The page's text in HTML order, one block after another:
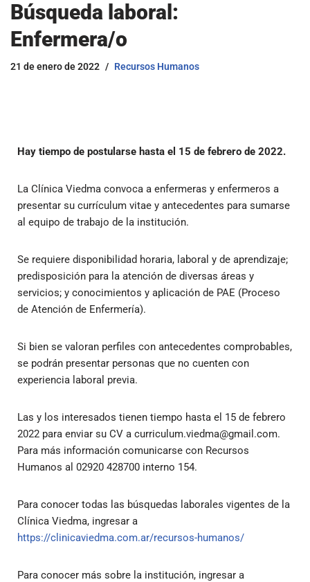
Búsqueda laboral:
Enfermera/o
21 de enero de 2022 Recursos Humanos
Hay tiempo de postularse hasta el 15 de febrero de 2022.
La Clínica Viedma convoca a enfermeras y enfermeros a
presentar su currículum vitae y antecedentes para sumarse
al equipo de trabajo de la institución.
Se requiere disponibilidad horaria, laboral y de aprendizaje;
predisposición para la atención de diversas áreas y
servicios; y conocimientos y aplicación de PAE (Proceso
de Atención de Enfermería).
Si bien se valoran perfiles con antecedentes comprobables,
se podrán presentar personas que no cuenten con
experiencia laboral previa.
Las y los interesados tienen tiempo hasta el 15 de febrero
2022 para enviar su CV a curriculum.viedma@gmail.com.
Para más información comunicarse con Recursos
Humanos al 02920 428700 interno 154.
Para conocer todas las búsquedas laborales vigentes de la
Clínica Viedma, ingresar a
https://clinicaviedma.com.ar/recursos-humanos/
Para conocer más sobre la institución, ingresar a